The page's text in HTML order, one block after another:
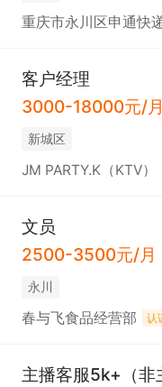
重庆市永川区申通快
客户经理
3000-18000元/月
新城区
JM PARTY.K（KTV）
文员
2500-3500元/月
永川
春与飞食品经营部 认
主播客服5k+（非